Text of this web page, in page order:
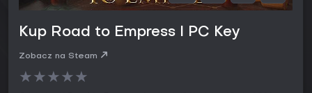
Kup Road to Empress I PC Key
Zobacz na Steam
★★★★★